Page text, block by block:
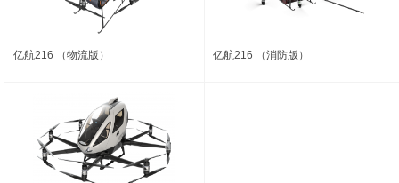
亿航216 （物流版） 亿航216 （消防版）